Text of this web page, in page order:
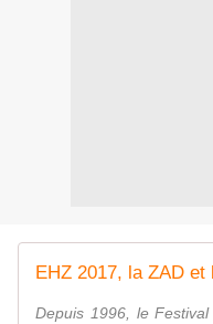
EHZ 2017, la ZAD
Depuis 1996, le